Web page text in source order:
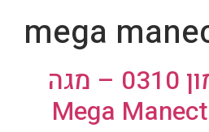
mega
פוקידע: פוקימון 0310 – מגה